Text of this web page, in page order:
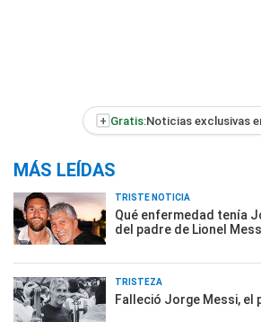
+ Gratis:Noticias exclusivas
MÁS LEÍDAS
TRISTE NOTICIA
Qué enfermedad tenía
del padre de Lionel
TRISTEZA
Falleció Jorge Messi, el